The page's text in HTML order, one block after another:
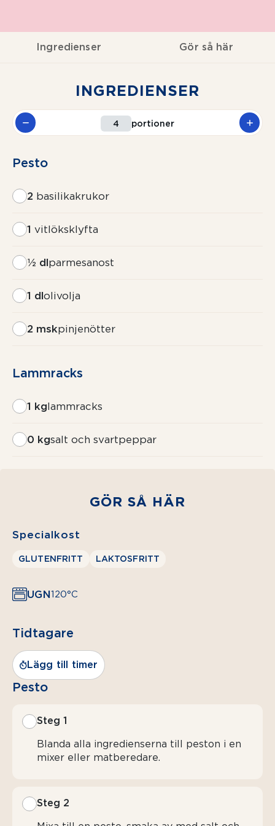
Ingredienser Gör så här
INGREDIENSER
portioner
Pesto
2 basilikakrukor
1 vitlöksklyfta
½ dlparmesanost
1 dlolivolja
2 mskpinjenötter
Lammracks
1 kglammracks
0 kgsalt och svartpeppar
GÖR SÅ HÄR
Specialkost
GLUTENFRITT LAKTOSFRITT
UGN120°C
Tidtagare
Lägg till timer
Pesto
Steg 1
Blanda alla ingredienserna till peston i en
mixer eller matberedare.
Steg 2